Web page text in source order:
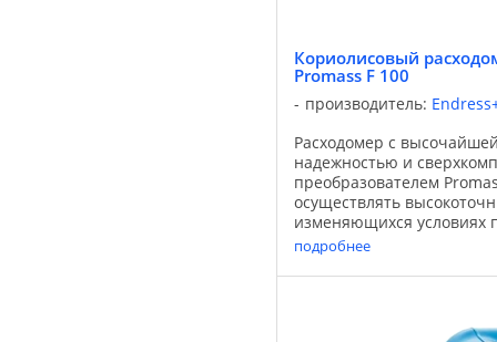
Кориолисовый
Promass F 100
производитель:
Расходомер с
надежностью и
преобразователем
осуществлять
изменяющихся условиях
Расходомер подходит
областей применения. В
подробнее